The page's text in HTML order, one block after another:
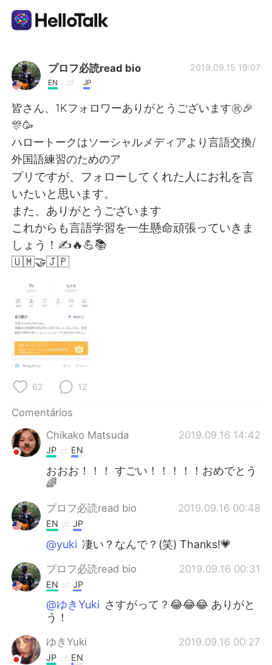
Aplicativo de troca de idioma
AI Grammar Checker
Português
English 简体中文
繁體中文 Español
العربية
한국어
ไทย
Italiano
プロフ必読read bio
EN JP
2019.09.15 19:07
皆さん、1Kフォロワーありがとうございます㊗️🎉
🎊🥳
ハロートークはソーシャルメディアより言語交換/
外国語練習のためのア
プリですが、フォローしてくれた人にお礼を言
いたいと思います。
また、ありがとうございます
これからも言語学習を一生懸命頑張っていきま
しょう！✍️🔥💪📚
🇺🇲🤝🇯🇵
62 12
Comentários
Chikako Matsuda
2019.09.16 14:42
JP EN
おおお！！！ すごい！！！！！おめでとう
🌈
プロフ必読read bio 2019.09.16 00:48
EN JP
@yuki 凄い？なんで？(笑) Thanks!💗
プロフ必読read bio 2019.09.16 00:31
EN JP
@ゆきYuki さすがって？😂😂😂 ありがと
う！
ゆきYuki 2019.09.16 00:27
JP EN